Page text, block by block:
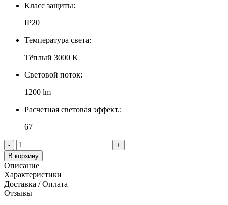
Класс защиты:
IP20
Температура света:
Тёплый 3000 K
Световой поток:
1200 lm
Расчетная световая эффект.:
67
-
+
В корзину
Описание
Характеристики
Доставка / Оплата
Отзывы